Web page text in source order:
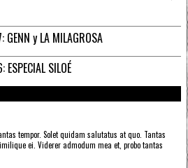
GENN y LA MILAGROSA
SILOÉ
tempor. Solet quidam salutatus at quo. Tantas
ei. Viderer admodum mea et, probo tantas